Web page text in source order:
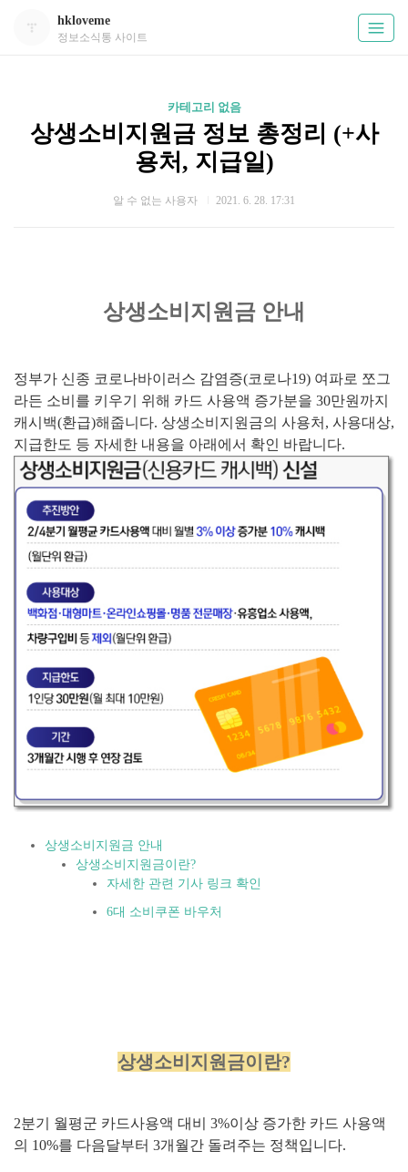
hkloveme
정보소식통 사이트
카테고리 없음
상생소비지원금 정보 총정리 (+사
용처, 지급일)
알 수 없는 사용자 2021. 6. 28. 17:31
상생소비지원금 안내
정부가 신종 코로나바이러스 감염증(코로나19) 여파로 쪼그
라든 소비를 키우기 위해 카드 사용액 증가분을 30만원까지
캐시백(환급)해줍니다. 상생소비지원금의 사용처, 사용대상,
지급한도 등 자세한 내용을 아래에서 확인 바랍니다.
상생소비지원금 안내
상생소비지원금이란?
자세한 관련 기사 링크 확인
6대 소비쿠폰 바우처
상생소비지원금이란?
2분기 월평군 카드사용액 대비 3%이상 증가한 카드 사용액
의 10%를 다음달부터 3개월간 돌려주는 정책입니다.